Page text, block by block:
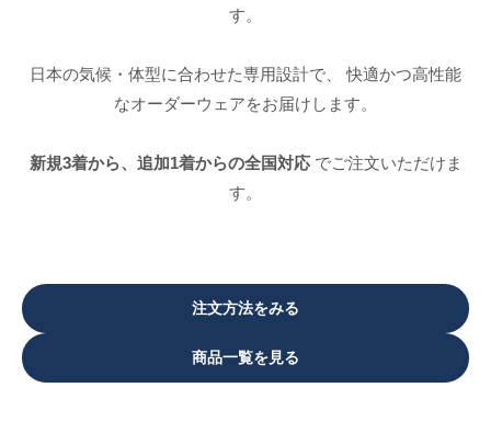
す。
日本の気候・体型に合わせた専用設計で、 快適かつ高性能
なオーダーウェアをお届けします。
新規3着から、追加1着からの全国対応 でご注文いただけま
す。
注文方法をみる
商品一覧を見る